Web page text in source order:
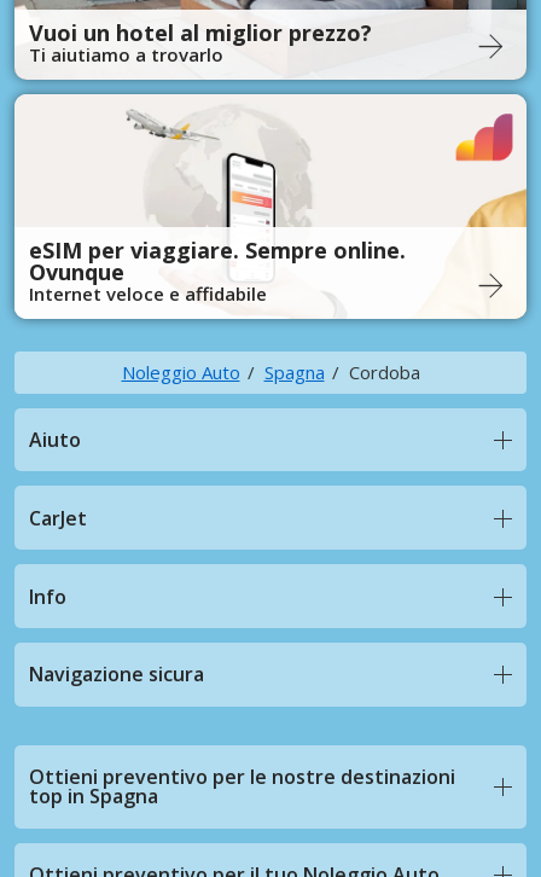
Vuoi un hotel al miglior prezzo?
Ti aiutiamo a trovarlo
eSIM per viaggiare. Sempre online.
Ovunque
Internet veloce e affidabile
Noleggio Auto Spagna Cordoba
Aiuto
CarJet
Info
Navigazione sicura
Ottieni preventivo per le nostre destinazioni
top in Spagna